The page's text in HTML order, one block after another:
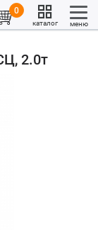
0
каталог меню
2.0т